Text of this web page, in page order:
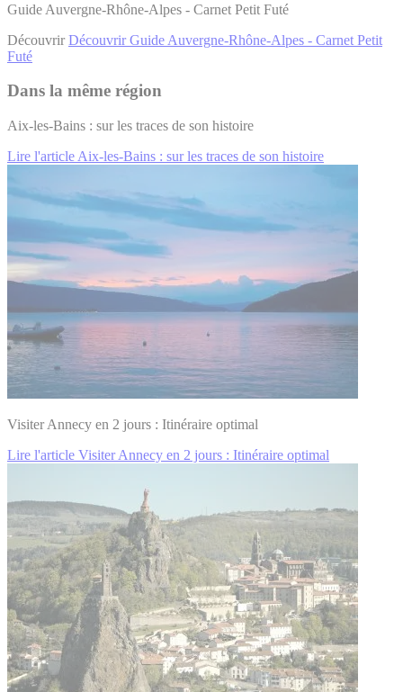
Guide Auvergne-Rhône-Alpes - Carnet Petit Futé
Découvrir Découvrir Guide Auvergne-Rhône-Alpes - Carnet Petit
Futé
Dans la même région
Aix-les-Bains : sur les traces de son histoire
Lire l'article Aix-les-Bains : sur les traces de son histoire
Visiter Annecy en 2 jours : Itinéraire optimal
Lire l'article Visiter Annecy en 2 jours : Itinéraire optimal